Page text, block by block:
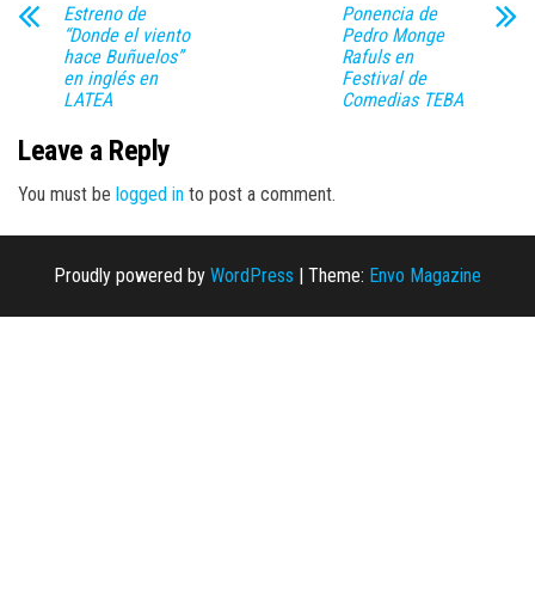
Estreno de
“Donde el viento
hace Buñuelos”
en inglés en
LATEA
Ponencia de
Pedro Monge
Rafuls en
Festival de
Comedias TEBA
Leave a Reply
You must be logged in to post a comment.
Proudly powered by WordPress | Theme: Envo Magazine